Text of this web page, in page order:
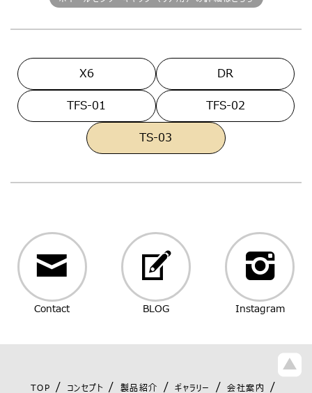
X6
DR
TFS-01
TFS-02
TS-03
Contact BLOG Instagram
TOP コンセプト 製品紹介 ギャラリー 会社案内